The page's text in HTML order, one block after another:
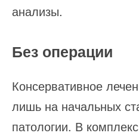
анализы.
Без операции
Консервативное
лишь на начальных
патологии. В